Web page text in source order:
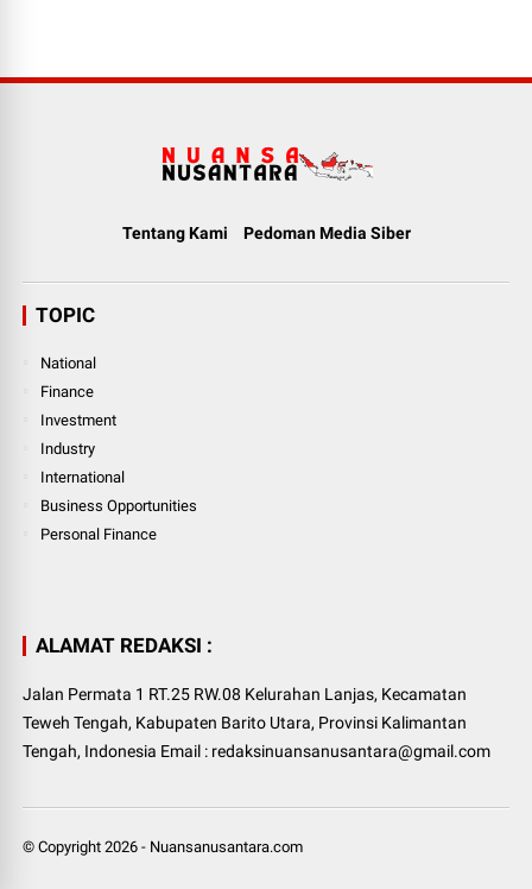
Tentang Kami Pedoman Media Siber
TOPIC
National
Finance
Investment
Industry
International
Business Opportunities
Personal Finance
ALAMAT REDAKSI :
Jalan Permata 1 RT.25 RW.08 Kelurahan Lanjas, Kecamatan
Teweh Tengah, Kabupaten Barito Utara, Provinsi Kalimantan
Tengah, Indonesia Email : redaksinuansanusantara@gmail.com
© Copyright2026 - Nuansanusantara.com